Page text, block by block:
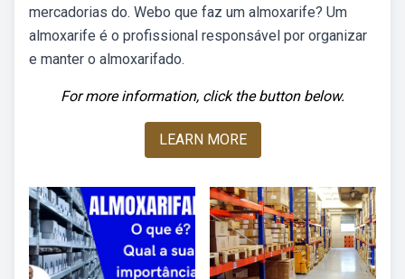
mercadorias do. Webo que faz um almoxarife? Um
almoxarife é o profissional responsável por organizar
e manter o almoxarifado.
For more information, click the button below.
LEARN MORE